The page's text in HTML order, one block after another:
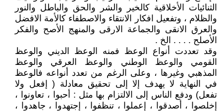
الثنائيات الأخلاقية كالخير والشر والحق والباطل والنور
والظلام ، وتفعيل افكار الانتقاء والاصطفاء كالأمة الافضل
والعرق الانقى والجماعة الارقى والمنهج الأصح والفكر
الأصلح . . . . الخ .
وقد تعددت أنواع الوعظ فمنه الوعظ الديني والوعظ
القومي والوعظ الوطني والوعظ العرقي والوعظ
المذهبي وغيرها ، وعلى الرغم من تعدد أنواعه فالوعظ
في النهاية لا يهدف إلا إلى تحقيق معادلة ( إفعل ولا
تفعل) ودفع الناس إلى الالتزام بها مثل : أحبوا ، تعاونوا ،
إخلصوا ، أصدقوا ، إعملوا ، تنظفوا ، إجتهدوا ، جاهدوا ،